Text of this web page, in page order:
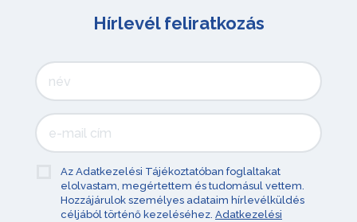
Hírlevél feliratkozás
Az Adatkezelési Tájékoztatóban foglaltakat
elolvastam, megértettem és tudomásul vettem.
Hozzájárulok személyes adataim hírlevélküldés
céljából történő kezeléséhez. Adatkezelési